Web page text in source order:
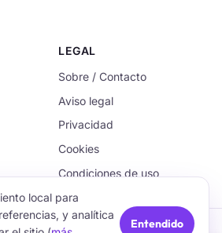
LEGAL
Sobre / Contacto
Aviso legal
Privacidad
Cookies
Condiciones de uso
local para
y analítica
Entendido